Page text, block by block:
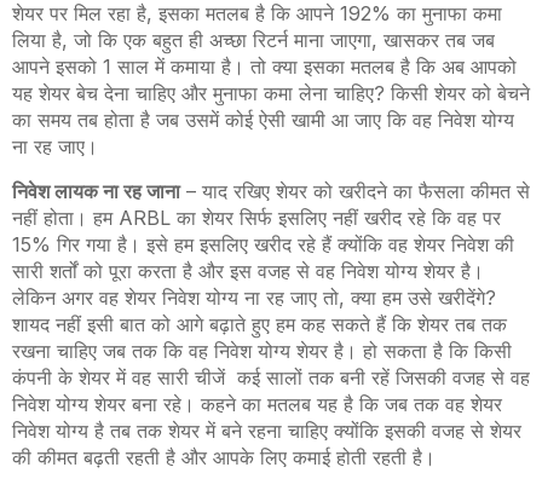
शेयर पर मिल रहा है, इसका मतलब है कि आपने 192% का मुनाफा कमा
लिया है, जो कि एक बहुत ही अच्छा रिटर्न माना जाएगा, खासकर तब जब
आपने इसको 1 साल में कमाया है। तो क्या इसका मतलब है कि अब आपको
यह शेयर बेच देना चाहिए और मुनाफा कमा लेना चाहिए? किसी शेयर को बेचने
का समय तब होता है जब उसमें कोई ऐसी खामी आ जाए कि वह निवेश योग्य
ना रह जाए।
निवेश लायक ना रह जाना – याद रखिए शेयर को खरीदने का फैसला कीमत से
नहीं होता। हम ARBL का शेयर सिर्फ इसलिए नहीं खरीद रहे कि वह पर
15% गिर गया है। इसे हम इसलिए खरीद रहे हैं क्योंकि वह शेयर निवेश की
सारी शर्तों को पूरा करता है और इस वजह से वह निवेश योग्य शेयर है।
लेकिन अगर वह शेयर निवेश योग्य ना रह जाए तो, क्या हम उसे खरीदेंगे?
शायद नहीं इसी बात को आगे बढ़ाते हुए हम कह सकते हैं कि शेयर तब तक
रखना चाहिए जब तक कि वह निवेश योग्य शेयर है। हो सकता है कि किसी
कंपनी के शेयर में वह सारी चीजें कई सालों तक बनी रहें जिसकी वजह से वह
निवेश योग्य शेयर बना रहे। कहने का मतलब यह है कि जब तक वह शेयर
निवेश योग्य है तब तक शेयर में बने रहना चाहिए क्योंकि इसकी वजह से शेयर
की कीमत बढ़ती रहती है और आपके लिए कमाई होती रहती है।